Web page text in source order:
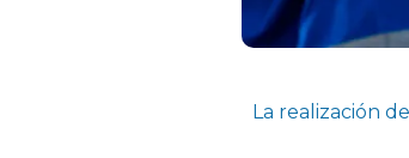
La realización